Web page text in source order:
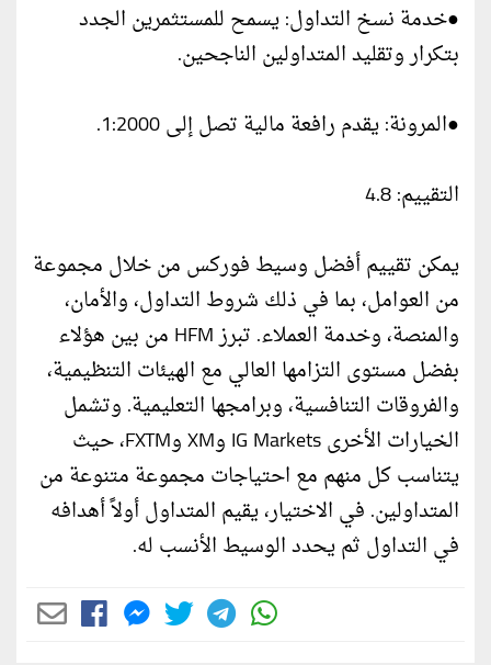
●خدمة نسخ التداول: يسمح للمستثمرين الجدد
بتكرار وتقليد المتداولين الناجحين.
●المرونة: يقدم رافعة مالية تصل إلى 1:2000.
التقييم: 4.8
يمكن تقييم أفضل وسيط فوركس من خلال مجموعة
من العوامل، بما في ذلك شروط التداول، والأمان،
والمنصة، وخدمة العملاء. تبرز HFM من بين هؤلاء
بفضل مستوى التزامها العالي مع الهيئات التنظيمية،
والفروقات التنافسية، وبرامجها التعليمية. وتشمل
الخيارات الأخرى IG Markets وXM وFXTM، حيث
يتناسب كل منهم مع احتياجات مجموعة متنوعة من
المتداولين. في الاختيار، يقيم المتداول أولاً أهدافه
في التداول ثم يحدد الوسيط الأنسب له.